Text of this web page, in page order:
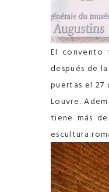
El convento
después de
puertas el 27
Louvre.
tiene más
escultura